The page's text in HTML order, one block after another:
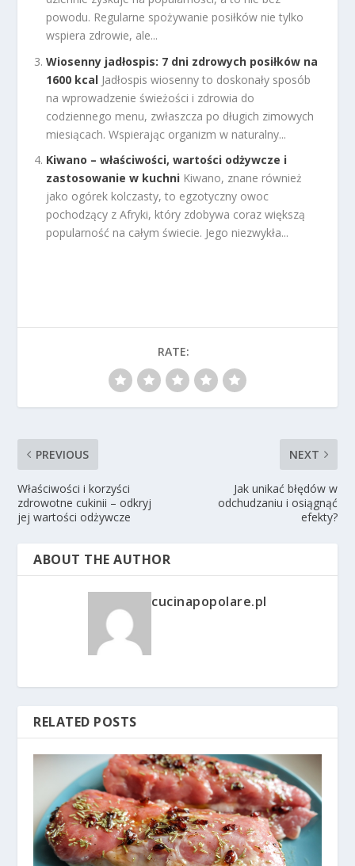
powodu. Regularne spożywanie posiłków nie tylko
wspiera zdrowie, ale...
Wiosenny jadłospis: 7 dni zdrowych posiłków na
1600 kcal Jadłospis wiosenny to doskonały sposób
na wprowadzenie świeżości i zdrowia do
codziennego menu, zwłaszcza po długich zimowych
miesiącach. Wspierając organizm w naturalny...
Kiwano – właściwości, wartości odżywcze i
zastosowanie w kuchni Kiwano, znane również
jako ogórek kolczasty, to egzotyczny owoc
pochodzący z Afryki, który zdobywa coraz większą
popularność na całym świecie. Jego niezwykła...
RATE:
PREVIOUS
Właściwości i korzyści
zdrowotne cukinii – odkryj
jej wartości odżywcze
NEXT
Jak unikać błędów w
odchudzaniu i osiągnąć
efekty?
ABOUT THE AUTHOR
cucinapopolare.pl
RELATED POSTS